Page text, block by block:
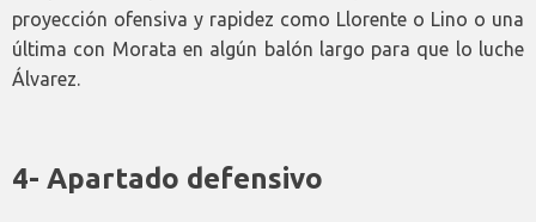
proyección ofensiva y rapidez como Llorente o Lino o una
última con Morata en algún balón largo para que lo luche
Álvarez.
4- Apartado defensivo